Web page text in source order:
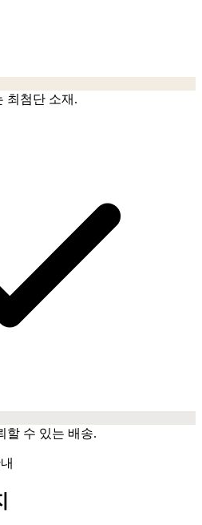
최첨단 소재.
할 수 있는 배송.